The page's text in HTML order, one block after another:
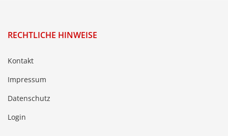
RECHTLICHE HINWEISE
Kontakt
Impressum
Datenschutz
Login